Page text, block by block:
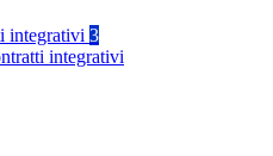
integrativi 3
integrativi